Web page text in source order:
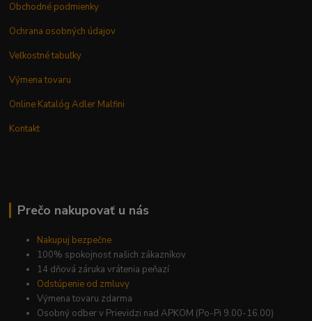
Obchodné podmienky
Ochrana osobných údajov
Veľkostné tabuľky
Výmena tovaru
Online Katalóg Adler Malfini
Kontakt
Prečo nakupovať u nás
Nakupuj bezpečne
100% spokojnosť našich zákazníkov
14 dňová záruka vrátenia peňazí
Odstúpenie od zmluvy
Výmena tovaru zdarma
Osobný odber v Prievidzi nad APKOM (Po-Pi 9.00-16.00)